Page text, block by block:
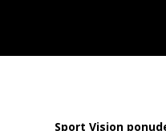
Sport Vision